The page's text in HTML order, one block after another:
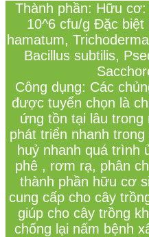
Thành phần: Hữu cơ
10^6 cfu/g Đặc biệt
hamatum,
Bacillus subtilis,
Công dụng: Các chủ
được tuyển chọn l à ch
ứng tồn tại l âu trong
phát triển nhanh trong
huỷ nhanh quá trình
phê , rơm rạ, phân
thành phần hữu cơ
cung cấp cho cây trồ
giúp cho cây trồng
chống l ại nấm bệnh x